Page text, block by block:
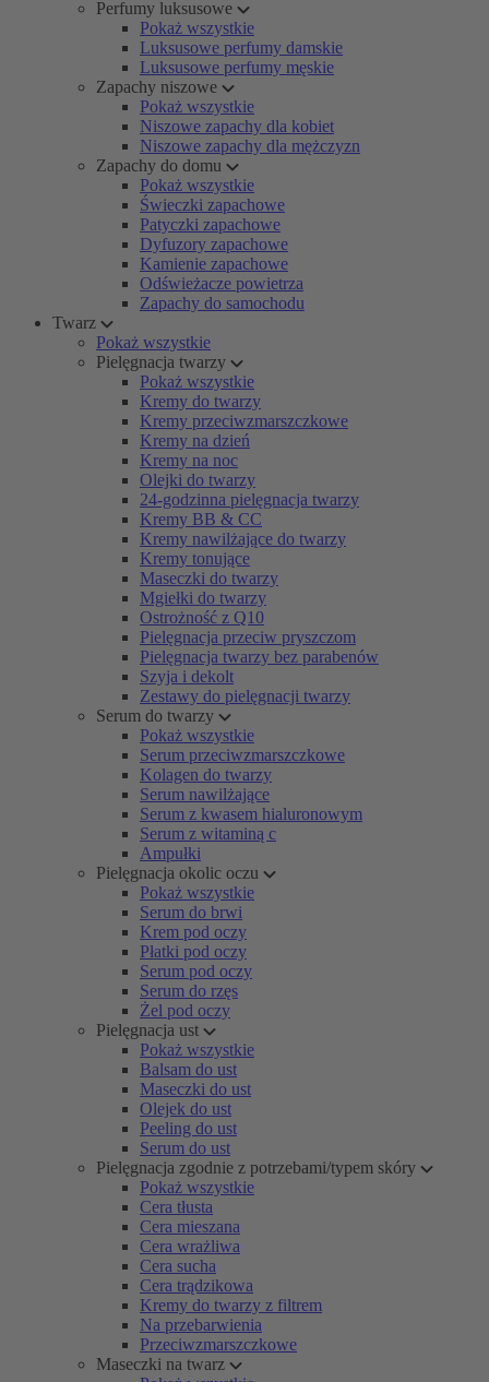
Perfumy luksusowe
Pokaż wszystkie
Luksusowe perfumy damskie
Luksusowe perfumy męskie
Zapachy niszowe
Pokaż wszystkie
Niszowe zapachy dla kobiet
Niszowe zapachy dla mężczyzn
Zapachy do domu
Pokaż wszystkie
Świeczki zapachowe
Patyczki zapachowe
Dyfuzory zapachowe
Kamienie zapachowe
Odświeżacze powietrza
Zapachy do samochodu
Twarz
Pokaż wszystkie
Pielęgnacja twarzy
Pokaż wszystkie
Kremy do twarzy
Kremy przeciwzmarszczkowe
Kremy na dzień
Kremy na noc
Olejki do twarzy
24-godzinna pielęgnacja twarzy
Kremy BB & CC
Kremy nawilżające do twarzy
Kremy tonujące
Maseczki do twarzy
Mgiełki do twarzy
Ostrożność z Q10
Pielęgnacja przeciw pryszczom
Pielęgnacja twarzy bez parabenów
Szyja i dekolt
Zestawy do pielęgnacji twarzy
Serum do twarzy
Pokaż wszystkie
Serum przeciwzmarszczkowe
Kolagen do twarzy
Serum nawilżające
Serum z kwasem hialuronowym
Serum z witaminą c
Ampułki
Pielęgnacja okolic oczu
Pokaż wszystkie
Serum do brwi
Krem pod oczy
Płatki pod oczy
Serum pod oczy
Serum do rzęs
Żel pod oczy
Pielęgnacja ust
Pokaż wszystkie
Balsam do ust
Maseczki do ust
Olejek do ust
Peeling do ust
Serum do ust
Pielęgnacja zgodnie z potrzebami/typem skóry
Pokaż wszystkie
Cera tłusta
Cera mieszana
Cera wrażliwa
Cera sucha
Cera trądzikowa
Kremy do twarzy z filtrem
Na przebarwienia
Przeciwzmarszczkowe
Maseczki na twarz